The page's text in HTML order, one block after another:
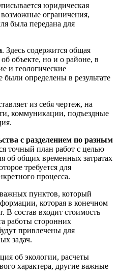
юридическая
ограничения,
была передана для
. Здесь содержится общая
объекте, но и о районе, в
и геологические
были определены в результате
из себя чертеж, на
коммуникации, подъездные
с разделением по разным
точный план работ с целью
об общих временных затратах
требуется для
процесса.
пунктов, который
которая в конечном
В состав входит стоимость
работы сторонних
привлечены для
задач.
об экологии, расчеты
характера, другие важные